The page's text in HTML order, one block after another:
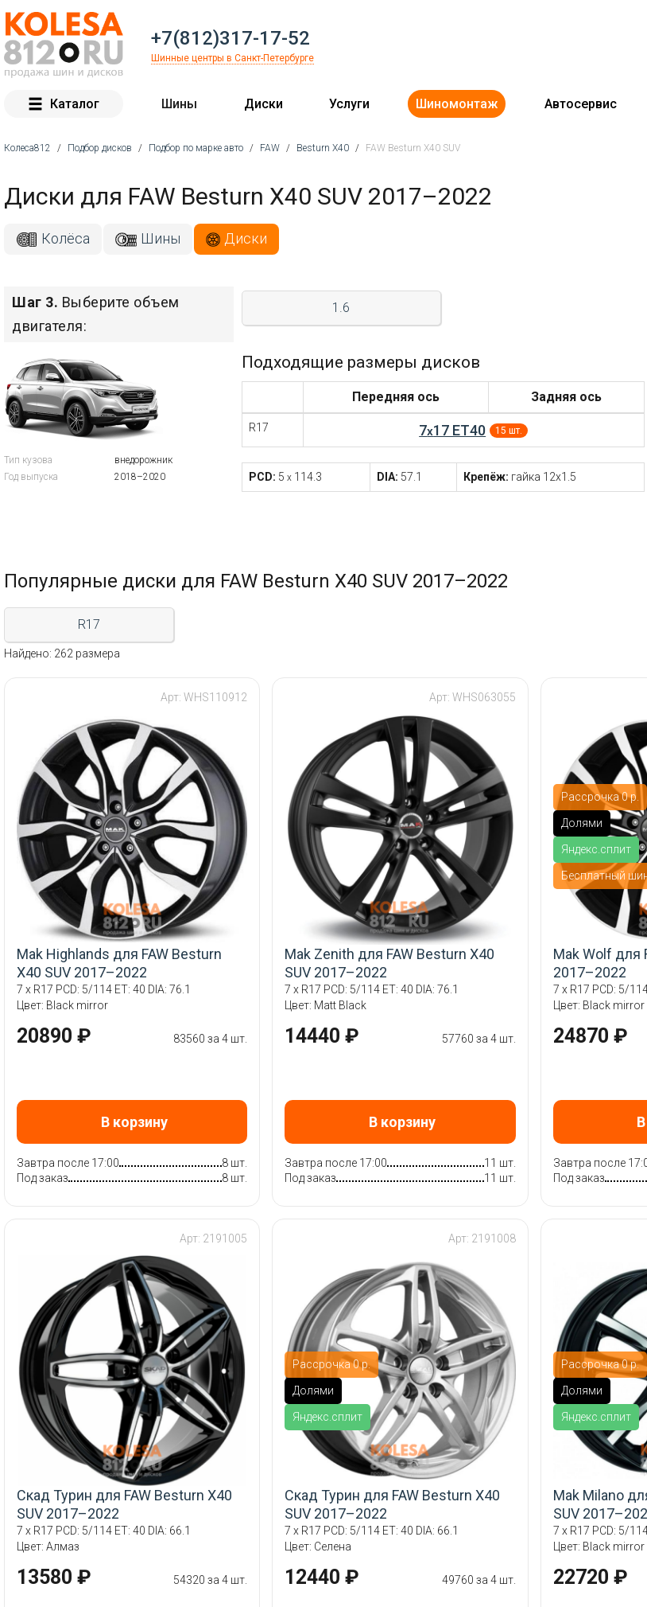
+7(812)317-17-52
Шинные центры в Санкт-Петербурге
Каталог Шины Диски Услуги Шиномонтаж Автосервис
Колеса812 / Подбор дисков / Подбор по марке авто / FAW / Besturn X40 / FAW Besturn X40 SUV
Диски для FAW Besturn X40 SUV 2017–2022
Колёса Шины Диски
Шаг 3. Выберите объем
двигателя:
Тип кузова
внедорожник
Год выпуска
2018–2020
1.6
Подходящие размеры дисков
Передняя ось Задняя ось
R17 7x17 ET40 15 шт.
PCD: 5 x114.3 DIA: 57.1 Крепёж: гайка 12x1.5
Популярные диски для FAW Besturn X40 SUV 2017–2022
R17
Найдено: 262 размера
Арт: WHS110912
Mak Highlands для FAW Besturn
X40 SUV 2017–2022
7 x R17 PCD: 5/114 ET: 40 DIA: 76.1
Цвет: Black mirror
20890 ₽ 83560 за 4 шт.
В корзину
Завтра после 17:00
8 шт.
Под заказ
8 шт.
Арт: WHS063055
Mak Zenith для FAW Besturn X40
SUV 2017–2022
7 x R17 PCD: 5/114 ET: 40 DIA: 76.1
Цвет: Matt Black
14440 ₽ 57760 за 4 шт.
В корзину
Завтра после 17:00
11 шт.
Под заказ
11 шт.
Рассрочка 0 р.
Долями
Яндекс.сплит
Бесплатный
Mak Wolf для
2017–2022
7 x R17 PCD: 5/
Цвет: Black mirror
24870 ₽
Завтра после
Под заказ
Арт: 2191005
Скад Турин для FAW Besturn X40
SUV 2017–2022
7 x R17 PCD: 5/114 ET: 40 DIA: 66.1
Цвет: Алмаз
13580 ₽ 54320 за 4 шт.
Рассрочка 0 р.
Долями
Яндекс.сплит
Арт: 2191008
Скад Турин для FAW Besturn X40
SUV 2017–2022
7 x R17 PCD: 5/114 ET: 40 DIA: 66.1
Цвет: Селена
12440 ₽ 49760 за 4 шт.
Рассрочка 0 р.
Долями
Яндекс.сплит
Mak Milano
SUV
7 x R17 PCD: 5/
Цвет: Black mirror
22720 ₽